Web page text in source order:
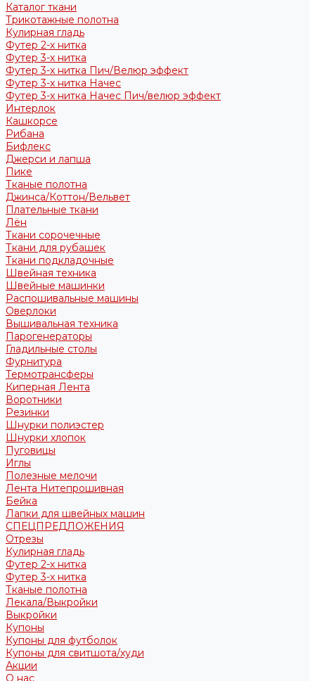
Каталог ткани
Трикотажные полотна
Кулирная гладь
Футер 2-х нитка
Футер 3-х нитка
Футер 3-х нитка Пич/Велюр эффект
Футер 3-х нитка Начес
Футер 3-х нитка Начес Пич/велюр эффект
Интерлок
Кашкорсе
Рибана
Бифлекс
Джерси и лапша
Пике
Тканые полотна
Джинса/Коттон/Вельвет
Плательные ткани
Лён
Ткани сорочечные
Ткани для рубашек
Ткани подкладочные
Швейная техника
Швейные машинки
Распошивальные машины
Оверлоки
Вышивальная техника
Парогенераторы
Гладильные столы
Фурнитура
Термотрансферы
Киперная Лента
Воротники
Резинки
Шнурки полиэстер
Шнурки хлопок
Пуговицы
Иглы
Полезные мелочи
Лента Нитепрошивная
Бейка
Лапки для швейных машин
СПЕЦПРЕДЛОЖЕНИЯ
Отрезы
Кулирная гладь
Футер 2-х нитка
Футер 3-х нитка
Тканые полотна
Лекала/Выкройки
Выкройки
Купоны
Купоны для футболок
Купоны для свитшота/худи
Акции
О нас